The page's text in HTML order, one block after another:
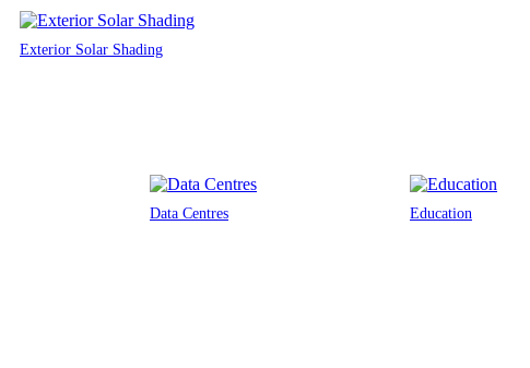
Exterior Solar Shading
Data Centres Education